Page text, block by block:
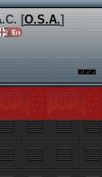
[O.S.A.]